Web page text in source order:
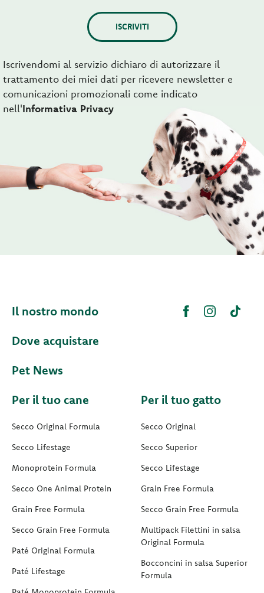
ISCRIVITI
Iscrivendomi al servizio dichiaro di autorizzare il
trattamento dei miei dati per ricevere newsletter e
comunicazioni promozionali come indicato
nell'Informativa Privacy
Il nostro mondo
Dove acquistare
Pet News
Per il tuo cane
Secco Original Formula
Secco Lifestage
Monoprotein Formula
Secco One Animal Protein
Grain Free Formula
Secco Grain Free Formula
Paté Original Formula
Paté Lifestage
Per il tuo gatto
Secco Original
Secco Superior
Secco Lifestage
Grain Free Formula
Secco Grain Free Formula
Multipack Filettini in salsa
Original Formula
Bocconcini in salsa Superior
Formula